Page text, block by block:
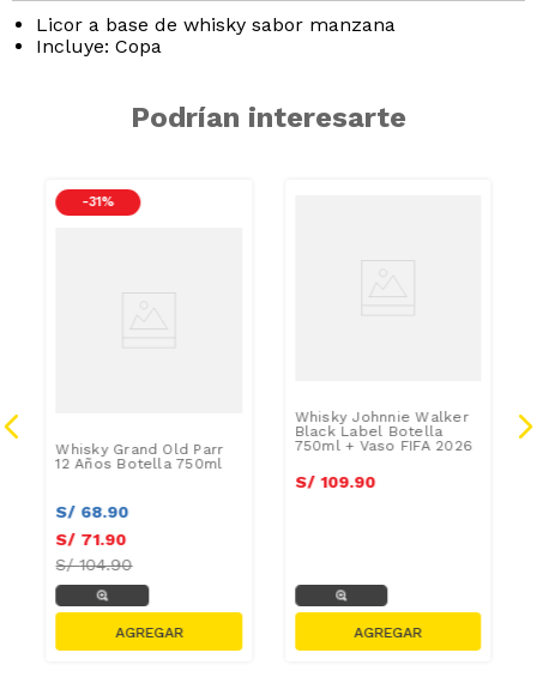
Licor a base de whisky sabor manzana
Incluye: Copa
Podrían interesarte
-31 %
Whisky Grand Old Parr
12 Años Botella 750ml
S/ 68.90
S/ 71.90
S/104.90
Whisky Johnnie Walker
Black Label Botella
750ml + Vaso FIFA 2026
S/ 109.90